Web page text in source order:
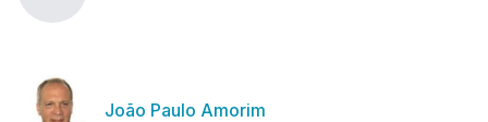
João Paulo Amorim